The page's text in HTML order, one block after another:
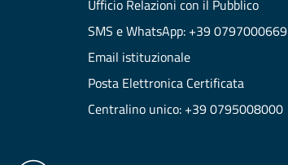
Ufficio Relazioni con il Pubblico
SMS e WhatsApp: +39 0797000669
Email istituzionale
Posta Elettronica Certificata
Centralino unico: +39 0795008000